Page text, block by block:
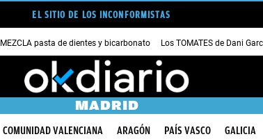
EL SITIO DE LOS INCONFORMISTAS
MEZCLA pasta de dientes y bicarbonato Los TOMATES de Dani
MADRID
COMUNIDAD VALENCIANA ARAGÓN PAÍS VASCO GALICIA